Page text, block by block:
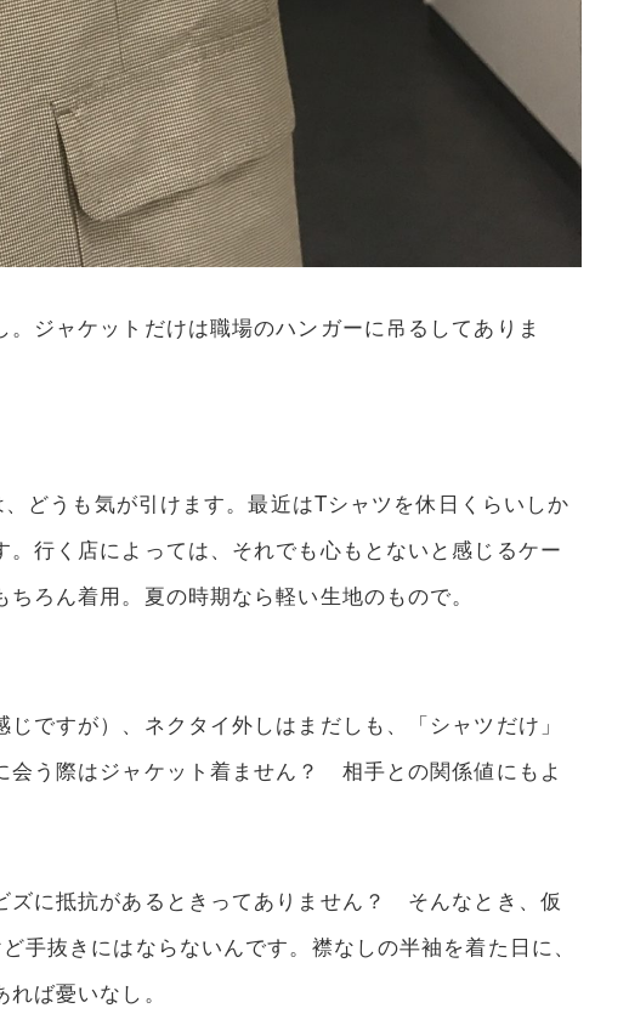
ジャケットだけは職場のハンガーに吊るしてありま
どうも気が引けます。最近はTシャツを休日くらいしか
行く店によっては、それでも心もとないと感じるケー
ろん着用。夏の時期なら軽い生地のもので。
ですが）、ネクタイ外しはまだしも、「シャツだけ」
会う際はジャケット着ません？ 相手との関係値にもよ
ズに抵抗があるときってありません？ そんなとき、仮
抜きにはならないんです。襟なしの半袖を着た日に、
ば憂いなし。